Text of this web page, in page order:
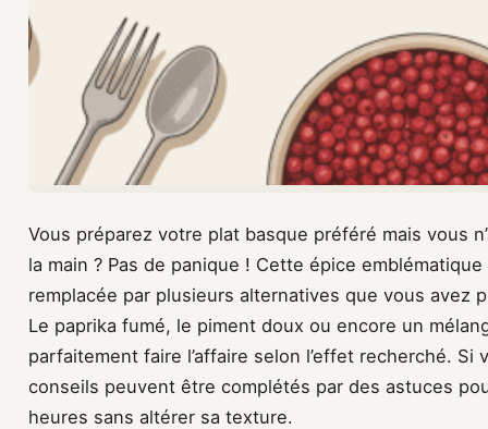
Vous préparez votre plat basque préféré mais vous
la main ? Pas de panique ! Cette épice
remplacée par plusieurs alternatives que vous avez
Le paprika fumé, le piment doux ou encore un
parfaitement faire l’affaire selon l’effet recherché.
conseils peuvent être complétés par des astuces
heures sans altérer sa texture.